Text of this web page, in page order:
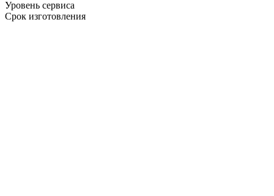
Уровень сервиса
Срок изготовления